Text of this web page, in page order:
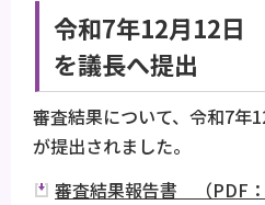
令和7年12月12日
を議長へ提出
審査結果について、令和7年
が提出されました。
審査結果報告書 （PDF：